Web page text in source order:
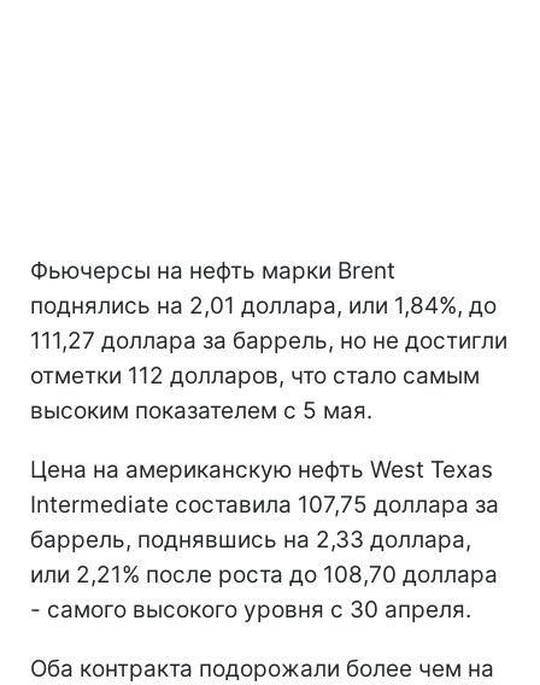
Фьючерсы на нефть марки Brent
поднялись на 2,01 доллара, или 1,84%, до
111,27 доллара за баррель, но не достигли
отметки 112 долларов, что стало самым
высоким показателем с 5 мая.
Цена на американскую нефть West Texas
Intermediate составила 107,75 доллара за
баррель, поднявшись на 2,33 доллара,
или 2,21% после роста до 108,70 доллара
- самого высокого уровня с 30 апреля.
Оба контракта подорожали более чем на